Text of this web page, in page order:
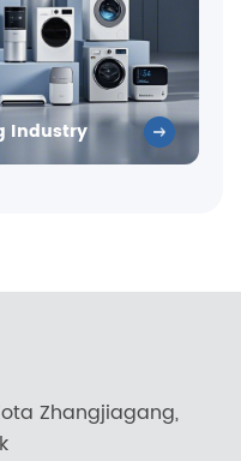
Industry
Zhangjiagang,